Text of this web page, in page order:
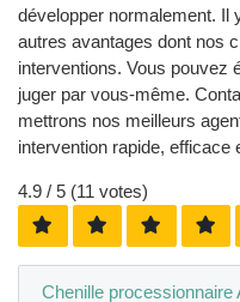
développer normalement. Il
autres avantages dont nos
interventions. Vous pouvez
juger par vous-même.
mettrons nos meilleurs
intervention rapide, efficace
4.9 / 5 (11 votes)
Chenille processionnaire